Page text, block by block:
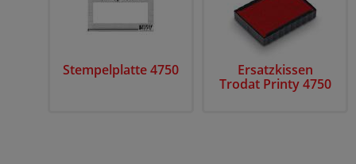
Stempelplatte 4750
Ersatzkissen
Trodat Printy 4750